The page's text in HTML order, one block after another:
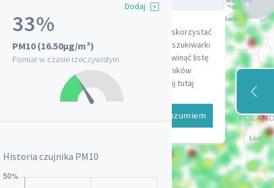
Dodaj
33%
PM10 (16.50µg/m³)
Pomiar w czasie rzeczywistym
Historia czujnika PM10
Aby skorzystać
z wyszukiwarki
i rozwinąć listę
czujników
kliknij tutaj
Rozumiem
Szkolna 10
Wojkowice
Proletariatu 7
Adamówka
Antoniów gm. Ozimek
Powstańców Śląskich 17
AUTO TECH Luboszyce
ul. Opolska 47A Luboszyce gm.